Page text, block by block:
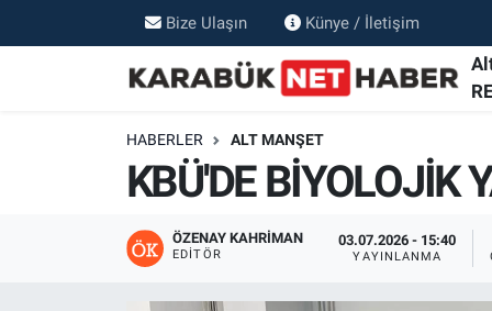
Bize Ulaşın Künye / İletişim
HABERLER ALT MANŞET
KBÜ'DE BİYOLOJİK
ÖZENAY KAHRIMAN
EDITÖR
03.07.2026 - 15:40
YAYINLANMA